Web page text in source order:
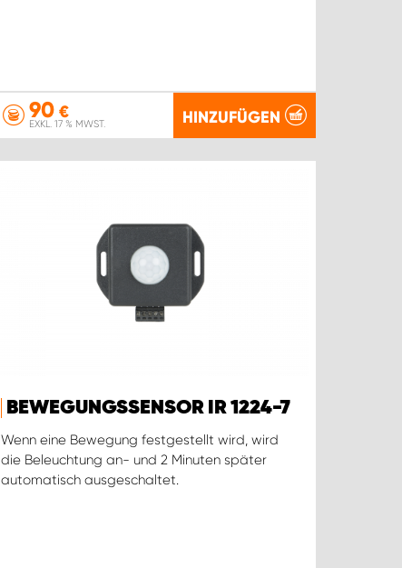
90 €
EXKL. 17 % MWST. HINZUFÜGEN
BEWEGUNGSSENSOR IR 1224-7
Wenn eine Bewegung festgestellt wird, wird
die Beleuchtung an- und 2 Minuten später
automatisch ausgeschaltet.